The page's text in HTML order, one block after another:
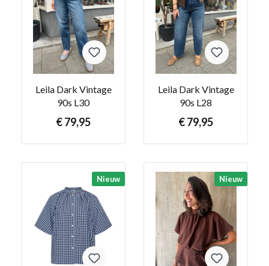
Leila Dark Vintage
90s L30
€ 79,95
Leila Dark Vintage
90s L28
€ 79,95
Nieuw Nieuw